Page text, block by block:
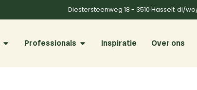
Diestersteenweg 18 - 3510 Hasselt di/wo/
Professionals Inspiratie Over ons